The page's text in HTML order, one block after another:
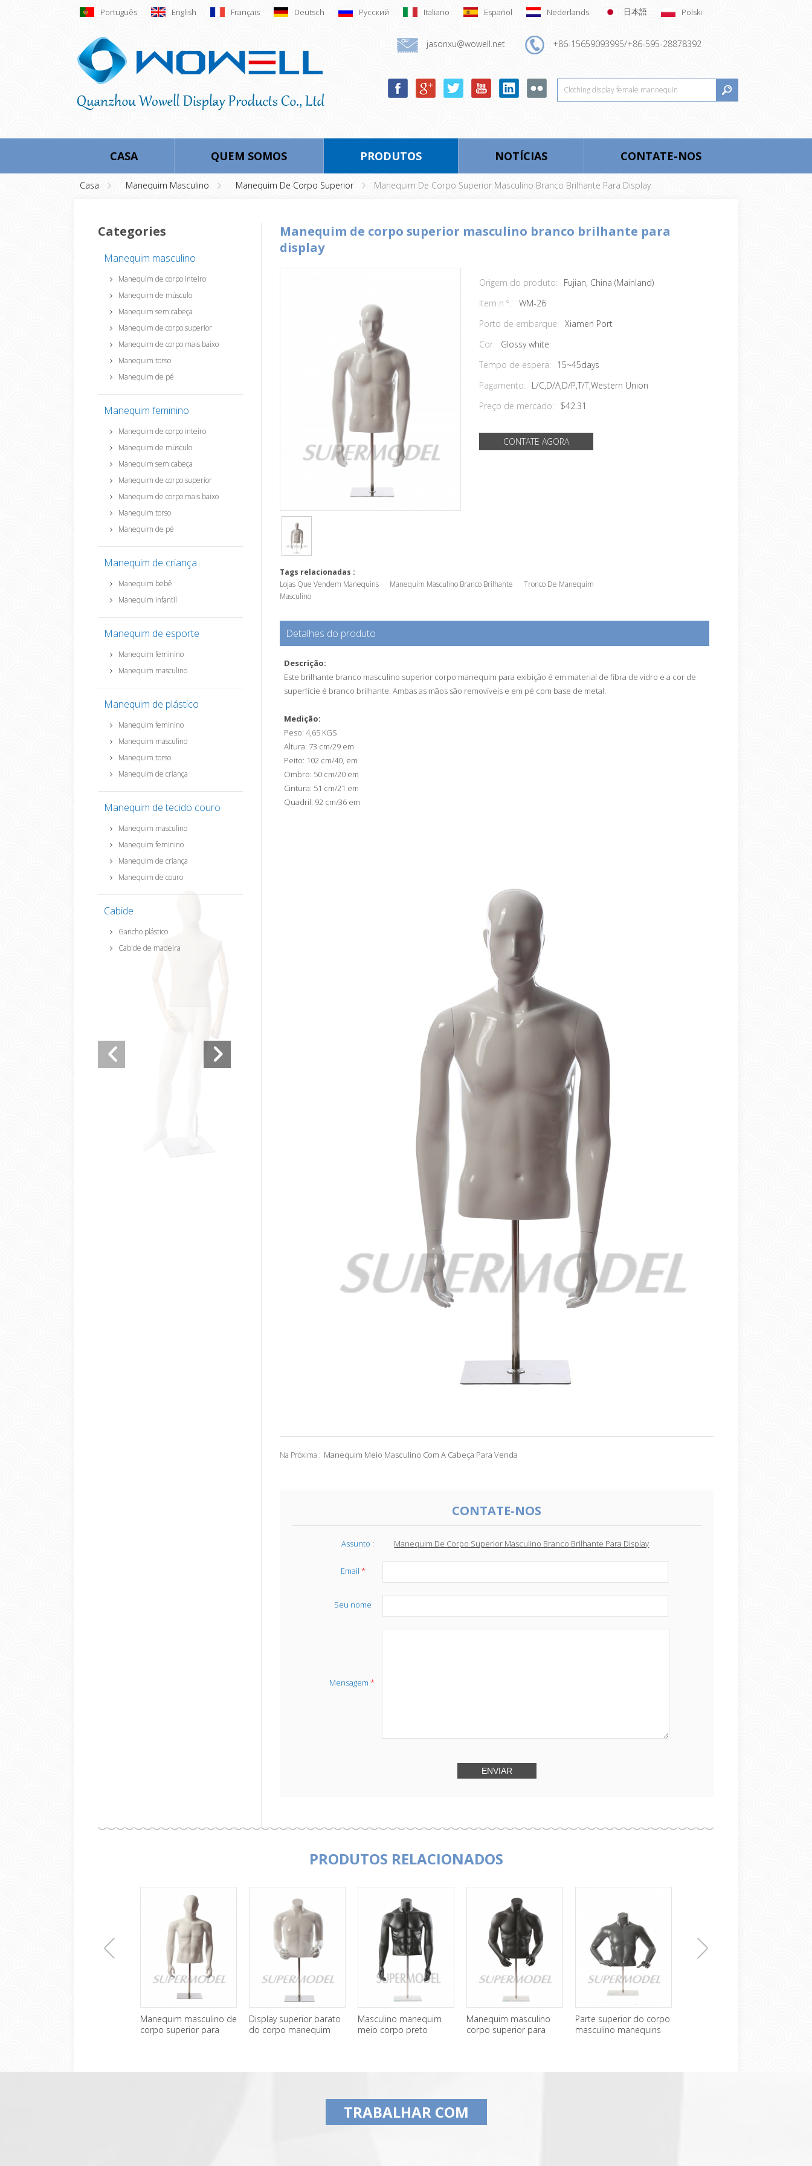
Português English Français Deutsch Русский Italiano Español Nederlands 日本語 Polski
jasonxu@wowell.net +86-15659093995/+86-595-28878392
CASA QUEM SOMOS PRODUTOS NOTÍCIAS CONTATE-NOS
Casa Manequim Masculino Manequim De Corpo Superior Manequim De Corpo Superior Masculino Branco Brilhante Para Display
Categories
Manequim masculino
Manequim de corpo inteiro
Manequim de músculo
Manequim sem cabeça
Manequim de corpo superior
Manequim de corpo mais baixo
Manequim torso
Manequim de pé
Manequim feminino
Manequim de corpo inteiro
Manequim de músculo
Manequim sem cabeça
Manequim de corpo superior
Manequim de corpo mais baixo
Manequim torso
Manequim de pé
Manequim de criança
Manequim bebê
Manequim infantil
Manequim de esporte
Manequim feminino
Manequim masculino
Manequim de plástico
Manequim feminino
Manequim masculino
Manequim torso
Manequim de criança
Manequim de tecido couro
Manequim masculino
Manequim feminino
Manequim de criança
Manequim de couro
Cabide
Gancho plástico
Cabide de madeira
manequim de corpo superior masculino branco brilhante para
display
Origem do produto:
Fujian, China (Mainland)
Item n º.: WM-26
Porto de embarque: Xiamen Port
Cor:
Glossy white
Tempo de espera:
15~45days
Pagamento:
L/C,D/A,D/P,T/T,Western Union
Preço de mercado:
$42.31
CONTATE AGORA
Tags relacionadas :
Lojas Que Vendem Manequins
Manequim Masculino Branco Brilhante
Tronco De Manequim
Masculino
Detalhes do produto
Descrição:
Este brilhante branco masculino superior corpo manequim para exibição é em material de fibra de vidro e a cor de
superfície é branco brilhante. Ambas as mãos são removíveis e em pé com base de metal.
Medição:
Peso: 4,65 KGS
Altura: 73 cm/29 em
Peito: 102 cm/40, em
Ombro: 50 cm/20 em
Cintura: 51 cm/21 em
Quadril: 92 cm/36 em
Na Próxima : Manequim Meio Masculino Com A Cabeça Para Venda
CONTATE-NOS
Assunto : Manequim De Corpo Superior Masculino Branco Brilhante Para Display
Email *
Seu nome
Mensagem *
PRODUTOS RELACIONADOS
Manequim masculino de
corpo superior para
Display superior barato
do corpo manequim
Masculino manequim
meio corpo preto
Manequim masculino
corpo superior para
Parte superior do corpo
masculino manequins
TRABALHAR COM